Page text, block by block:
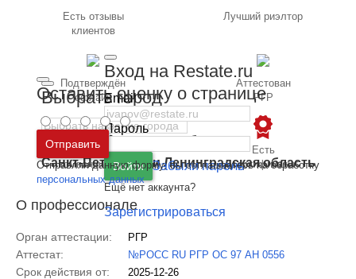
Выбрать город
Москва и
Московская область
Санкт-Петербург иЛенинградская область
Вход на Restate.ru
Email
Пароль
Войти Забыли пароль
Ещё нет аккаунта?
Зарегистрироваться
Есть отзывы
клиентов
Лучший риэлтор
Подтверждён
офлайн
Аттестован
РГР
Работает в
компании РГР
Есть
сертификаты
О профессионале
Орган аттестации: РГР
Аттестат: №РОСС RU РГР ОС 97 АН 0556
Срок действия от: 2025-12-26
Оставить оценку о странице
Отправить
Отправляя данную форму, вы соглашаетесь на обработку
персональных данных